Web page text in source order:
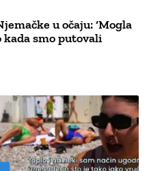
u očaju: ‘Mogla
smo putovali